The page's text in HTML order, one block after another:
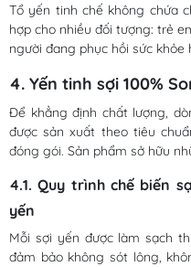
Tổ yến tinh chế không chứa
hợp cho nhiều đối tượng: trẻ
người đang phục hồi sức khỏe
4. Yến tinh sợi 100%
Để khẳng định chất lượng,
được sản xuất theo tiêu
đóng gói. Sản phẩm sở hữu
4.1. Quy trình chế biến
yến
Mỗi sợi yến được làm sạch
đảm bảo không sót lông,